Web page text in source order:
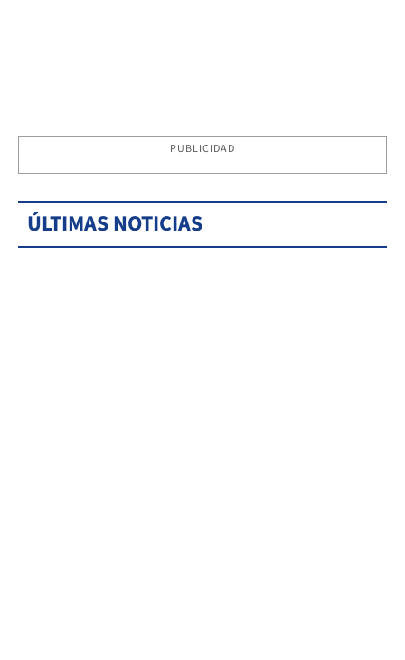
PUBLICIDAD
ÚLTIMAS NOTICIAS